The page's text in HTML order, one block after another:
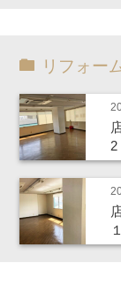
リフォー
2
１